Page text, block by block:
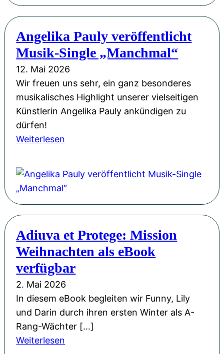
i
n
M
ü
l
l
g
e
i
t
e
r
t
r
n
k
e
n
s
p
i
e
l
i
n
e
k
n
i
g
&
M
i
t
l
c
k
e
,
d
i
e
g
e
:
U
n
s
e
r
A
u
t
Angelika Pauly veröffentlicht
Musik-Single „Manchmal“
12. Mai 2026
Wir freuen uns sehr, ein ganz besonderes
musikalisches Highlight unserer vielseitigen
Künstlerin Angelika Pauly ankündigen zu
dürfen!
Weiterlesen
g
e
k
a
P
Adiuva et Protege: Mission
Weihnachten als eBook
verfügbar
2. Mai 2026
In diesem eBook begleiten wir Funny, Lily
und Darin durch ihren ersten Winter als A-
Rang-Wächter […]
Weiterlesen